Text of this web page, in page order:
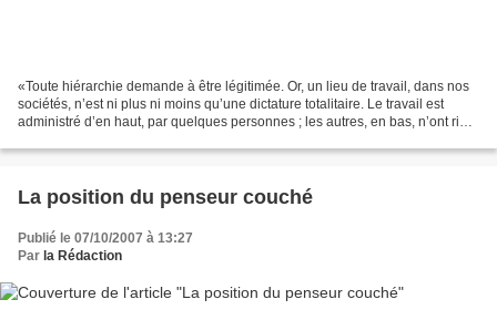
«Toute hiérarchie demande à être légitimée. Or, un lieu de travail, dans nos
sociétés, n’est ni plus ni moins qu’une dictature totalitaire. Le travail est
administré d’en haut, par quelques personnes ; les autres, en bas, n’ont rien
La position du penseur couché
Publié le 07/10/2007 à 13:27
Par la Rédaction